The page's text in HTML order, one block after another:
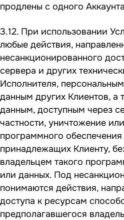
продлены с одного
3.12. При использовании
любые действия,
несанкционированного
сервера и других
Исполнителя,
данным других Клиентов,
данным, доступным через
частности, уничтожение
программного
принадлежащих Клиенту,
владельцем такого
или данных. Под
понимаются действия,
доступа к ресурсам
предполагавшегося